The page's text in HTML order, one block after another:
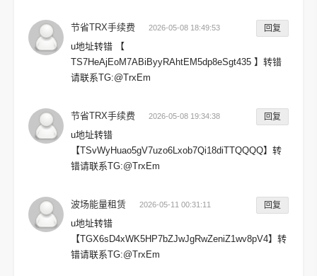
节省TRX手续费 2026-05-08 18:49:53 回复
u地址转错 【
TS7HeAjEoM7ABiByyRAhtEM5dp8eSgt435 】转错
请联系TG:@TrxEm
节省TRX手续费 2026-05-08 19:34:38 回复
u地址转错
【TSvWyHuao5gV7uzo6Lxob7Qi18diTTQQQQ】转
错请联系TG:@TrxEm
波场能量租赁 2026-05-11 00:31:11 回复
u地址转错
【TGX6sD4xWK5HP7bZJwJgRwZeniZ1wv8pV4】转
错请联系TG:@TrxEm